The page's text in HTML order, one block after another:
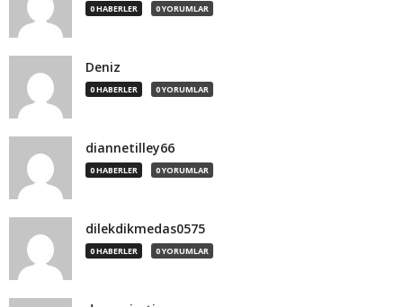
0 HABERLER 0 YORUMLAR
Deniz
0 HABERLER 0 YORUMLAR
diannetilley66
0 HABERLER 0 YORUMLAR
dilekdikmedas0575
0 HABERLER 0 YORUMLAR